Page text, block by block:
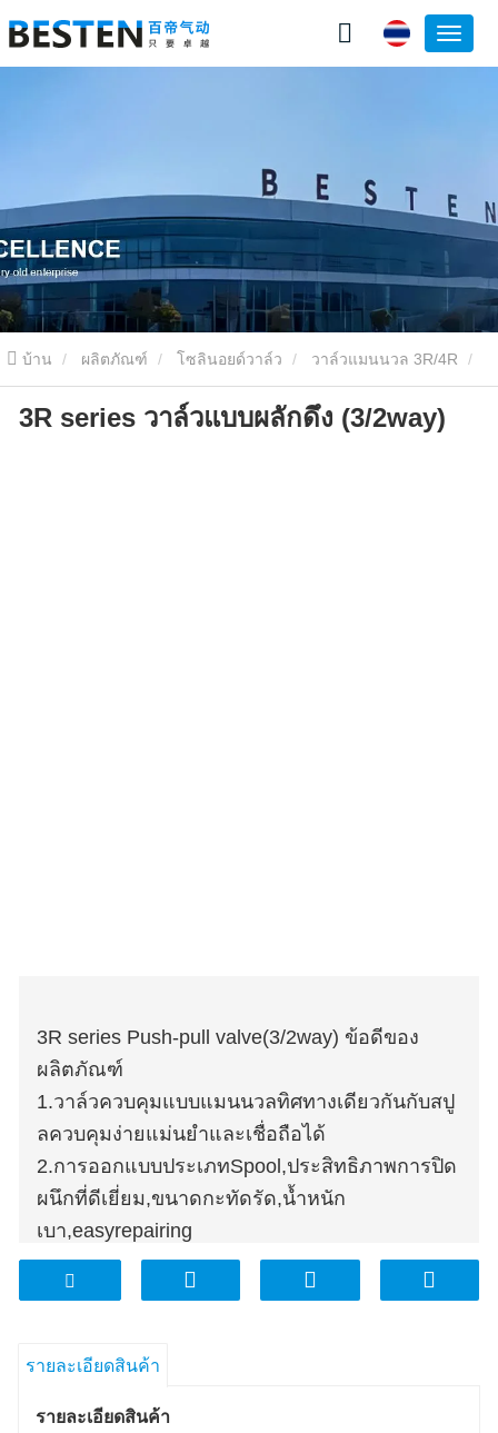
บ้าน ผลิตภัณฑ์ โซลินอยด์วาล์ว วาล์วแมนนวล 3R/4R
3R series วาล์วแบบผลักดึง (3/2way)
3R series วาล์วแบบผลักดึง (3/2way)
3R series Push-pull valve(3/2way) ข้อดีของ
ผลิตภัณฑ์
1.วาล์วควบคุมแบบแมนนวลทิศทางเดียวกันกับสปู
ลควบคุมง่ายแม่นยำและเชื่อถือได้
2.การออกแบบประเภทSpool,ประสิทธิภาพการปิด
ผนึกที่ดีเยี่ยม,ขนาดกะทัดรัด,น้ำหนัก
เบา,easyrepairing
3. การตกแต่งพื้นผิวพิเศษในพื้นผิวด้านใน แรง
เสียดทานต่ำ เริ่มต้นแรงดันต่ำ ทนทาน
5.ตำแหน่งติดตั้งหลายตำแหน่งและง่ายต่อการ
รายละเอียดสินค้า
รายละเอียดสินค้า